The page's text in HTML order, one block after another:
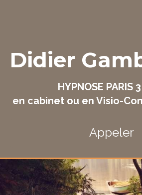
Didier
HYPNOSE PARIS 3
en cabinet ou en Visio-
Appeler